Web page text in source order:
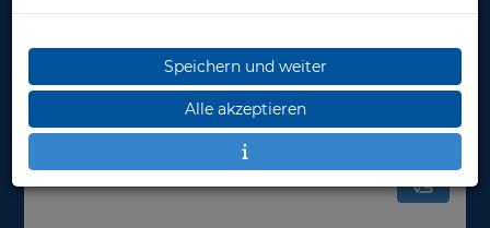
Speichern und weiter
Alle akzeptieren